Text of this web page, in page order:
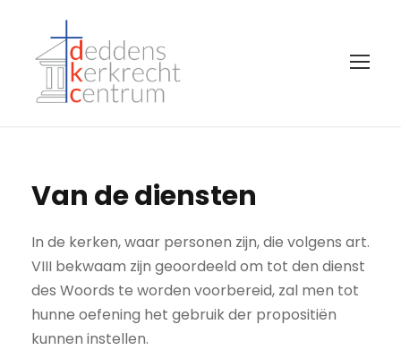
Van de diensten
In de kerken, waar personen zijn, die volgens art.
VIII bekwaam zijn geoordeeld om tot den dienst
des Woords te worden voorbereid, zal men tot
hunne oefening het gebruik der propositiën
kunnen instellen.